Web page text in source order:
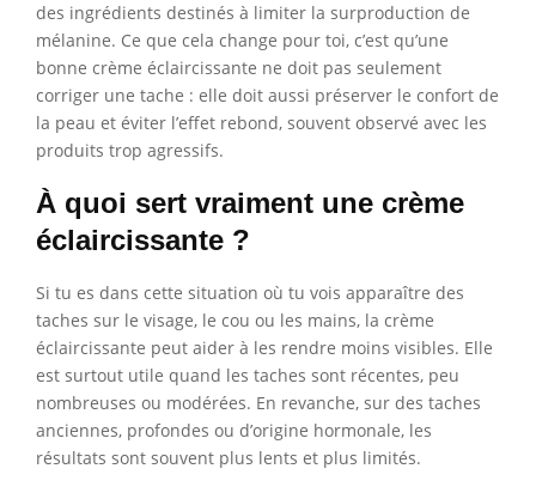
des ingrédients destinés à limiter la surproduction de
mélanine. Ce que cela change pour toi, c’est qu’une
bonne crème éclaircissante ne doit pas seulement
corriger une tache : elle doit aussi préserver le confort de
la peau et éviter l’effet rebond, souvent observé avec les
produits trop agressifs.
À quoi sert vraiment une crème
éclaircissante ?
Si tu es dans cette situation où tu vois apparaître des
taches sur le visage, le cou ou les mains, la crème
éclaircissante peut aider à les rendre moins visibles. Elle
est surtout utile quand les taches sont récentes, peu
nombreuses ou modérées. En revanche, sur des taches
anciennes, profondes ou d’origine hormonale, les
résultats sont souvent plus lents et plus limités.